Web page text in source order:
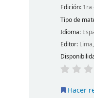
Edición: 1ra
Tipo de
Idioma:
Editor:
Hacer